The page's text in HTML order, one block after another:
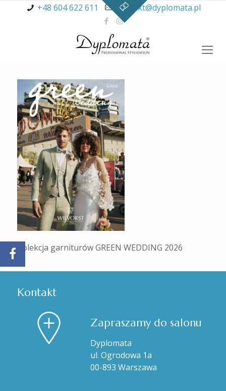
+48 604 622 611 kontakt@dyplomata.pl
Kolekcja garniturów GREEN WEDDING 2026
Kontakt
Zapraszamy do salonu
Dyplomata
ul. Ogrodowa 1a
00-893 Warszawa